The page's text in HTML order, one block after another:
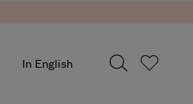
In English